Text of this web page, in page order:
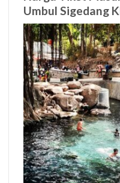
Umbul Sigedang